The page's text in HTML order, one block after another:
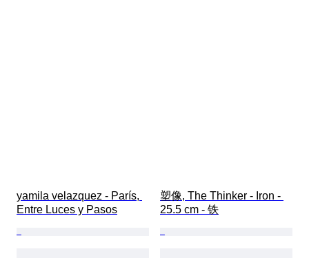
yamila velazquez - París,
Entre Luces y Pasos
塑像, The Thinker - Iron -
25.5 cm - 铁